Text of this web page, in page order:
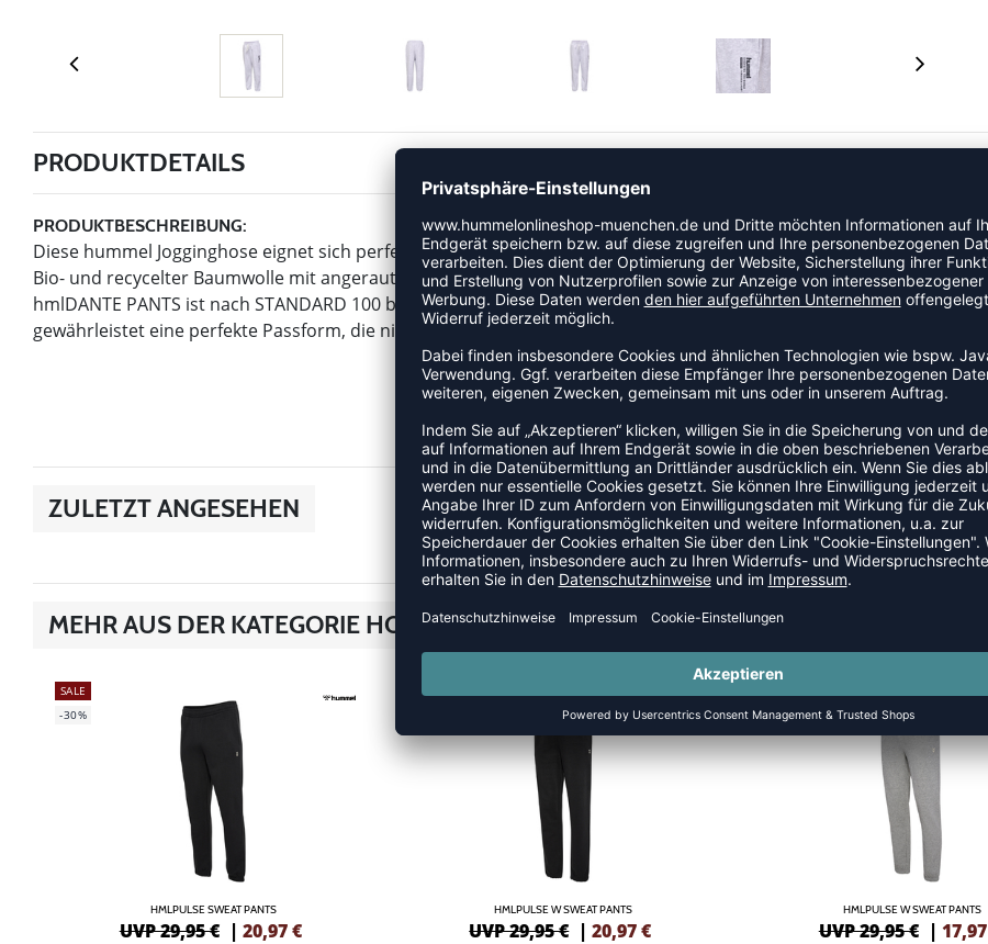
PRODUKTDETAILS
PRODUKTBESCHREIBUNG:
Diese hummel Jogginghose eignet sich perfekt für Freizeit- und Aktivzeiten und bietet dank des Sweatstoffs aus
Bio- und recycelter Baumwolle mit angerauter Innenseite Weichheit, Atmungsaktivität und Saugfähigkeit. Die
hmlDANTE PANTS ist nach STANDARD 100 by OEKO-TEX® zertifiziert. Eine verstellbare Zugschnur im Bund
gewährleistet eine perfekte Passform, die nicht verrutscht.
ZULETZT ANGESEHEN
MEHR AUS DER KATEGORIE HOSEN
SALE
-30%
HMLPULSE SWEAT PANTS
UVP 29,95 € | 20,97€
SALE
HMLPULSE W SWEAT PANTS
UVP 29,95 € |20,97€
-40%
HMLPULSE W SWEAT PANTS
UVP 29,95 € | 17,97